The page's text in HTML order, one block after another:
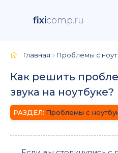
fixicomp.ru
Главная » Проблемы с
Как решить
звука на ноутбуке?
Проблемы с